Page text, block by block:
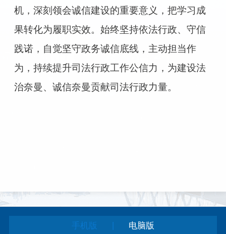
机，深刻领会诚信建设的重要意义，把学习成
果转化为履职实效。始终坚持依法行政、守信
践诺，自觉坚守政务诚信底线，主动担当作
为，持续提升司法行政工作公信力，为建设法
治奈曼、诚信奈曼贡献司法行政力量。
手机版 电脑版